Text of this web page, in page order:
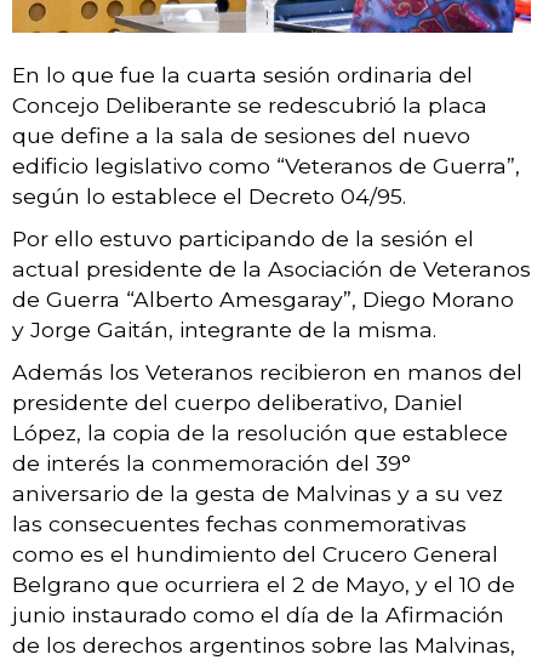
En lo que fue la cuarta sesión ordinaria del
Concejo Deliberante se redescubrió la placa
que define a la sala de sesiones del nuevo
edificio legislativo como “Veteranos de Guerra”,
según lo establece el Decreto 04/95.
Por ello estuvo participando de la sesión el
actual presidente de la Asociación de Veteranos
de Guerra “Alberto Amesgaray”, Diego Morano
y Jorge Gaitán, integrante de la misma.
Además los Veteranos recibieron en manos del
presidente del cuerpo deliberativo, Daniel
López, la copia de la resolución que establece
de interés la conmemoración del 39°
aniversario de la gesta de Malvinas y a su vez
las consecuentes fechas conmemorativas
como es el hundimiento del Crucero General
Belgrano que ocurriera el 2 de Mayo, y el 10 de
junio instaurado como el día de la Afirmación
de los derechos argentinos sobre las Malvinas,